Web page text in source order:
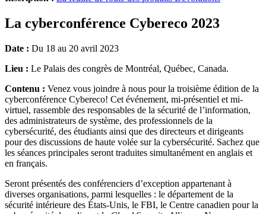
La cyberconférence Cybereco 2023
Date : Du 18 au 20 avril 2023
Lieu : Le Palais des congrès de Montréal, Québec, Canada.
Contenu : Venez vous joindre à nous pour la troisième édition de la
cyberconférence Cybereco! Cet événement, mi-présentiel et mi-
virtuel, rassemble des responsables de la sécurité de l’information,
des administrateurs de système, des professionnels de la
cybersécurité, des étudiants ainsi que des directeurs et dirigeants
pour des discussions de haute volée sur la cybersécurité. Sachez que
les séances principales seront traduites simultanément en anglais et
en français.
Seront présentés des conférenciers d’exception appartenant à
diverses organisations, parmi lesquelles : le département de la
sécurité intérieure des États-Unis, le FBI, le Centre canadien pour la